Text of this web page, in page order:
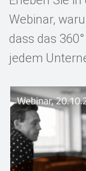
Webinar,
dass das
jedem